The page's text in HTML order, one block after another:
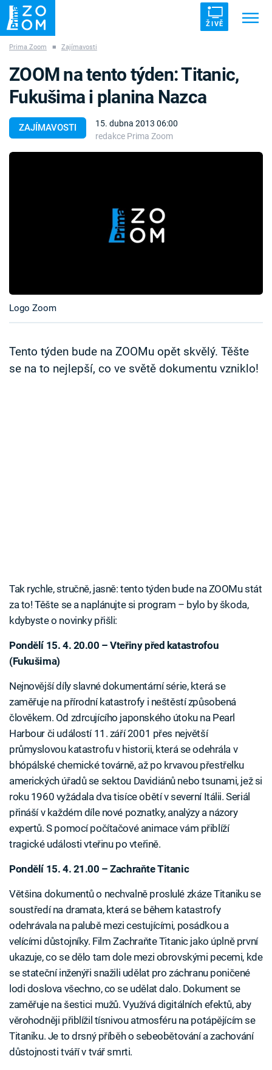
ŽIVĚ
ZÁHADY VETŘELCI DÁVNOVĚKU
Sledujte prima+
Přihlášení
Prima Zoom ■ Zajímavosti
ZAJÍMAVOSTI
15. dubna 2013 06:00
redakce Prima Zoom
ZOOM na tento týden: Titanic,
Fukušima i planina Nazca
Logo Zoom
Tento týden bude na ZOOMu opět skvělý. Těšte
se na to nejlepší, co ve světě dokumentu vzniklo!
Tak rychle, stručně, jasně: tento týden bude na ZOOMu stát
za to! Těšte se a naplánujte si program – bylo by škoda,
kdybyste o novinky přišli:
Pondělí 15. 4. 20.00 – Vteřiny před katastrofou
(Fukušima)
Nejnovější díly slavné dokumentární série, která se
zaměřuje na přírodní katastrofy i neštěstí způsobená
člověkem. Od zdrcujícího japonského útoku na Pearl
Harbour či událostí 11. září 2001 přes největší
průmyslovou katastrofu v historii, která se odehrála v
bhópálské chemické továrně, až po krvavou přestřelku
amerických úřadů se sektou Davidiánů nebo tsunami, jež si
roku 1960 vyžádala dva tisíce obětí v severní Itálii. Seriál
přináší v každém díle nové poznatky, analýzy a názory
expertů. S pomocí počítačové animace vám přiblíží
tragické události vteřinu po vteřině.
Pondělí 15. 4. 21.00 – Zachraňte Titanic
Většina dokumentů o nechvalně proslulé zkáze Titaniku se
soustředí na dramata, která se během katastrofy
odehrávala na palubě mezi cestujícími, posádkou a
velícími důstojníky. Film Zachraňte Titanic jako úplně první
ukazuje, co se dělo tam dole mezi obrovskými pecemi, kde
se stateční inženýři snažili udělat pro záchranu poničené
lodi doslova všechno, co se udělat dalo. Dokument se
zaměřuje na šestici mužů. Využívá digitálních efektů, aby
věrohodněji přiblížil tísnivou atmosféru na potápějícím se
Titaniku. Je to drsný příběh o sebeobětování a zachování
důstojnosti tváří v tvář smrti.